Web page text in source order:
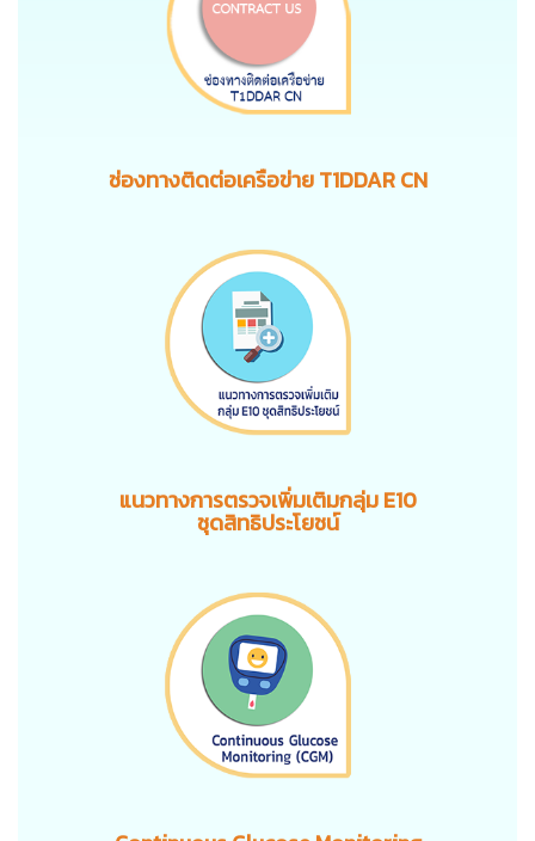
ช่องทางติดต่อเครือข่าย T1DDAR CN
แนวทางการตรวจเพิ่มเติมกลุ่ม E10
ชุดสิทธิประโยชน์